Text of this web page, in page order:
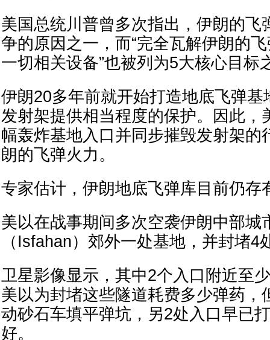
美国总统川普曾多次指出，伊朗的飞
争的原因之一，而“完全瓦解伊朗的
一切相关设备”也被列为5大核心目标
伊朗20多年前就开始打造地底飞弹基
发射架提供相当程度的保护。因此，
幅轰炸基地入口并同步摧毁发射架的
朗的飞弹火力。
专家估计，伊朗地底飞弹库目前仍存
美以在战事期间多次空袭伊朗中部城
（Isfahan）郊外一处基地，并封堵4
卫星影像显示，其中2个入口附近至
美以为封堵这些隧道耗费多少弹药，
动砂石车填平弹坑，另2处入口早已
好。